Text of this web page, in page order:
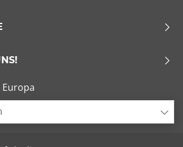
Europa